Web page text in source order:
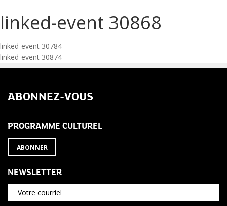
linked-event 30868
Navigation
de
l’article
linked-event 30784
linked-event 30874
ABONNEZ-VOUS
PROGRAMME CULTUREL
ABONNER
NEWSLETTER
Votre courriel